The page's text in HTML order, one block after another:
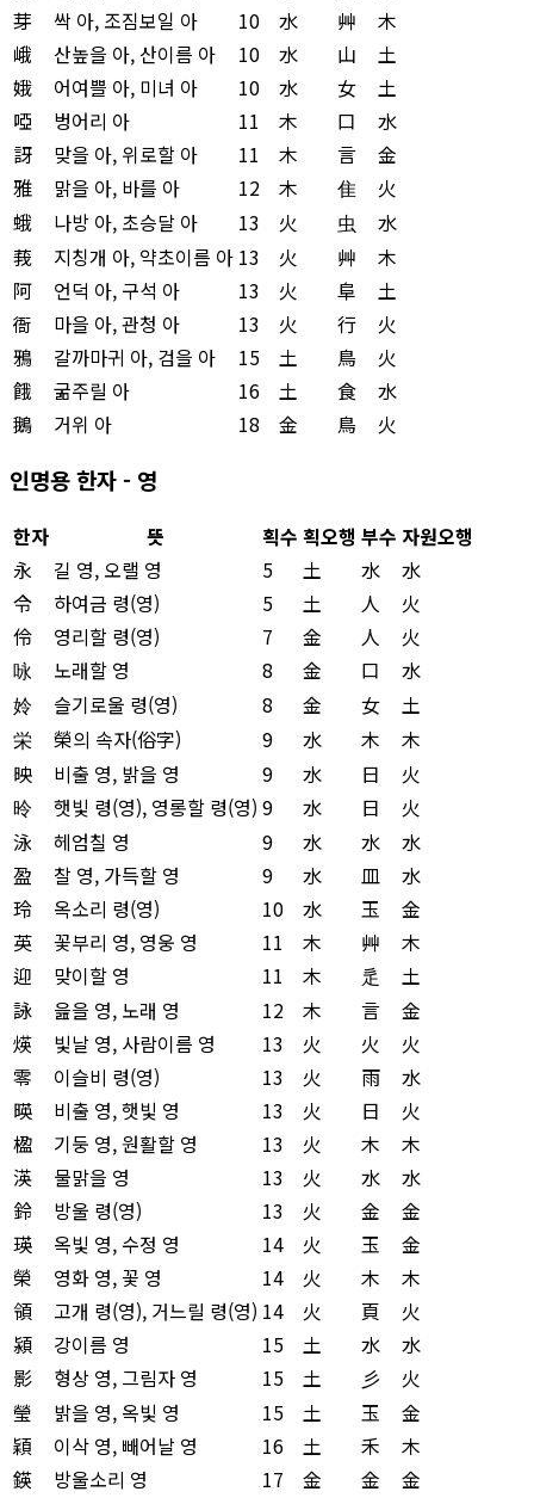
芽
싹 아, 조짐보일 아 10 水 艸
木
峨
산높을 아, 산이름 아 10 水 山
土
娥
어여쁠 아, 미녀 아 10 水 女
土
啞
벙어리 아 11 木 口
水
訝
맞을 아, 위로할 아 11 木 言
金
雅
맑을 아, 바를 아 12 木 隹
火
蛾
나방 아, 초승달 아 13 火 虫
水
莪
지칭개 아, 약초이름 아 13 火 艸
木
阿
언덕 아, 구석 아 13 火 阜
土
衙
마을 아, 관청 아 13 火 行
火
鴉
갈까마귀 아, 검을 아 15 土 鳥
火
餓
굶주릴 아 16 土 食
水
鵝
거위 아 18 金 鳥 火
인명용 한자 - 영
한자 뜻 획수 획오행 부수 자원오행
永
길 영, 오랠 영 5 土 水
水
令
하여금 령(영) 5 土 人
火
伶
영리할 령(영) 7 金 人
火
咏
노래할 영 8 金 口
水
姈
슬기로울 령(영) 8 金 女
土
栄
榮의 속자(俗字) 9 水 木
木
映
비출 영, 밝을 영 9 水 日
火
昤
햇빛 령(영), 영롱할 령(영) 9 水 日
火
泳
헤엄칠 영 9 水 水
水
盈
찰 영, 가득할 영 9 水 皿
水
玲
옥소리 령(영) 10 水 玉
金
英
꽃부리 영, 영웅 영 11 木 艸
木
迎
맞이할 영 11 木 辵
土
詠
읊을 영, 노래 영 12 木 言
金
煐
빛날 영, 사람이름 영 13 火 火
火
零
이슬비 령(영) 13 火 雨
水
暎
비출 영, 햇빛 영 13 火 日
火
楹
기둥 영, 원활할 영 13 火 木
木
渶
물맑을 영 13 火 水
水
鈴
방울 령(영) 13 火 金
金
瑛
옥빛 영, 수정 영 14 火 玉
金
榮
영화 영, 꽃 영 14 火 木
木
領
고개 령(영), 거느릴 령(영) 14 火 頁
火
潁
강이름 영 15 土 水
水
影
형상 영, 그림자 영 15 土 彡
火
瑩
밝을 영, 옥빛 영 15 土 玉
金
穎
이삭 영, 빼어날 영 16 土 禾
木
鍈
방울소리 영 17 金 金
金